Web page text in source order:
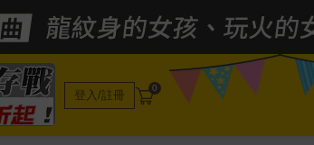
登入/註冊 0